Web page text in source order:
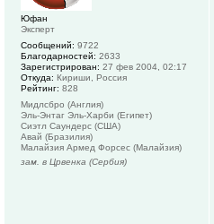
Юфан
Эксперт
Сообщений: 9722
Благодарностей: 2633
Зарегистрирован: 27 фев 2004, 02:17
Откуда: Кириши, Россия
Рейтинг: 828
Мидлсбро (Англия)
Эль-Энтаг Эль-Харби (Египет)
Сиэтл Саундерс (США)
Авай (Бразилия)
Малайзия Армед Форсес (Малайзия)
зам. в Црвенка (Сербия)